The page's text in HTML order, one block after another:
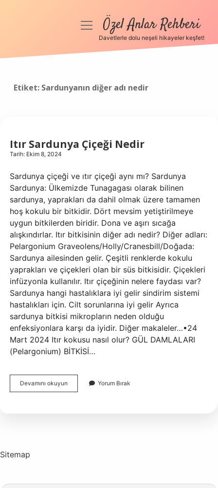
Anasayfa
menüyüÖzel Anlar Rehberi
Davetlerle dolu neşeli hikayeler keşfet!
Etiket: Sardunyanın diğer adı nedir
Itır Sardunya Çiçeği Nedir
Tarih: Ekim 8, 2024
Sardunya çiçeği ve ıtır çiçeği aynı mı? Sardunya
Sardunya: Ülkemizde Tunagagası olarak bilinen
sardunya, yaprakları da dahil olmak üzere tamamen
hoş kokulu bir bitkidir. Dört mevsim yetiştirilmeye
uygun bitkilerden biridir. Dona ve aşırı sıcağa
alışkındırlar. Itır bitkisinin diğer adı nedir? Diğer adları:
Pelargonium Graveolens/Holly/Cranesbill/Doğada:
Sardunya ailesinden gelir. Çeşitli renklerde kokulu
yaprakları ve çiçekleri olan bir süs bitkisidir. Çiçekleri
infüzyonla kullanılır. Itır çiçeğinin nelere faydası var?
Sardunya hangi hastalıklara iyi gelir sindirim sistemi
hastalıkları için. Cilt sorunlarına iyi gelir Ayrıca
sardunya bitkisi mikropların neden olduğu
enfeksiyonlara karşı da iyidir. Diğer makaleler…•24
Mart 2024 Itır kokusu nasıl olur? GÜL DAMLALARI
(Pelargonium) BİTKİSİ…
Devamını okuyun
Sardunya
Yorum Bırak
Sitemap